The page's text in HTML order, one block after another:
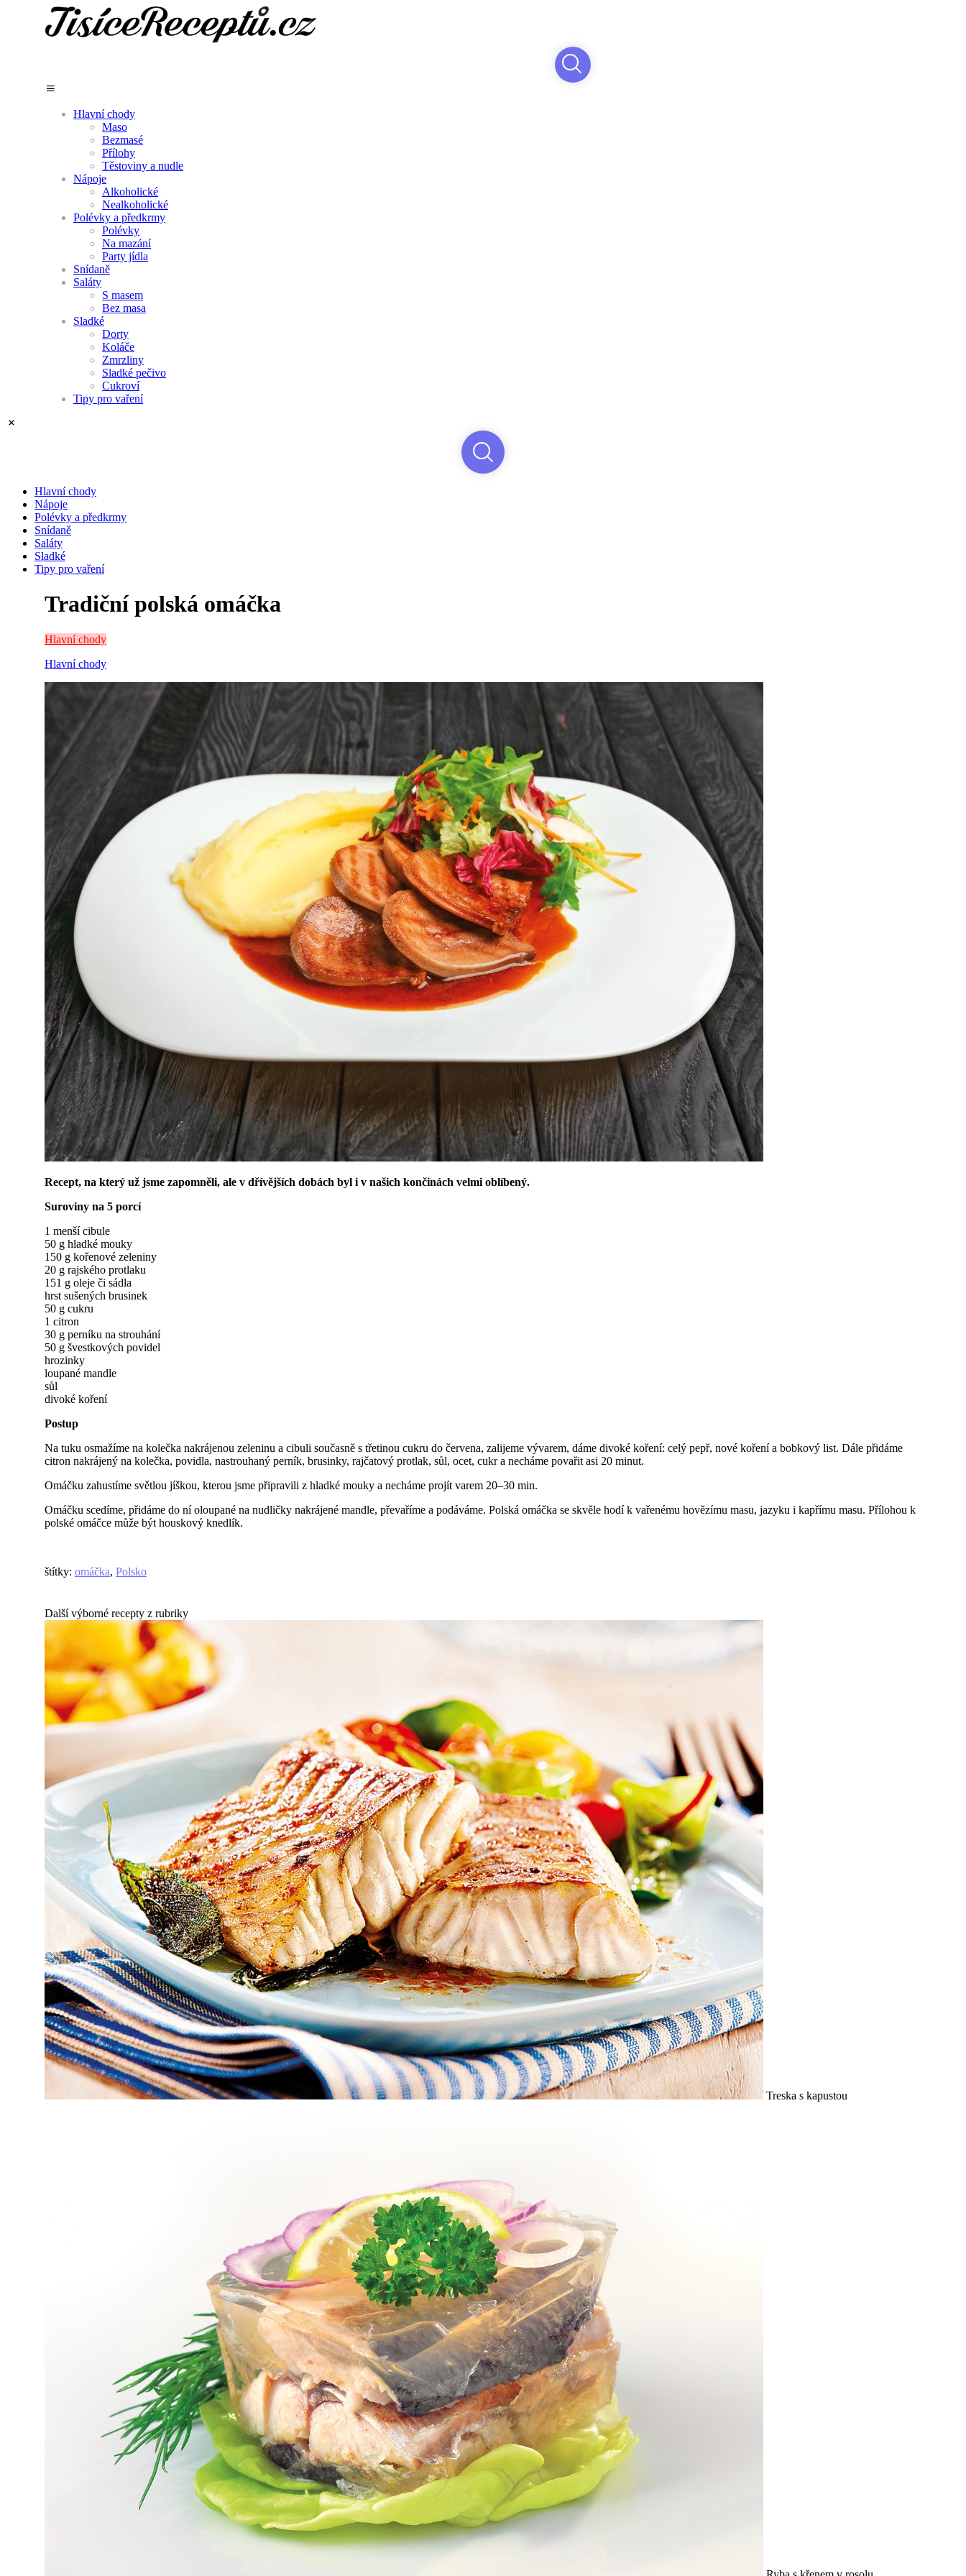
Hlavní chody
Maso
Bezmasé
Přílohy
Těstoviny a nudle
Nápoje
Alkoholické
Nealkoholické
Polévky a předkrmy
Polévky
Na mazání
Party jídla
Snídaně
Saláty
S masem
Bez masa
Sladké
Dorty
Koláče
Zmrzliny
Sladké pečivo
Cukroví
Tipy pro vaření
Hlavní chody
Nápoje
Polévky a předkrmy
Snídaně
Saláty
Sladké
Tipy pro vaření
Tradiční polská omáčka
Hlavní chody
Hlavní chody
Recept, na který už jsme zapomněli, ale v dřívějších dobách byl i v našich končinách velmi oblíbený.
Suroviny na 5 porcí
1 menší cibule
50 g hladké mouky
150 g kořenové zeleniny
20 g rajského protlaku
151 g oleje či sádla
hrst sušených brusinek
50 g cukru
1 citron
30 g perníku na strouhání
50 g švestkových povidel
hrozinky
loupané mandle
sůl
divoké koření
Postup
Na tuku osmažíme na kolečka nakrájenou zeleninu a cibuli současně s třetinou cukru do červena, zalijeme vývarem, dáme divoké koření: celý pepř, nové koření a bobkový list. Dále přidáme
citron nakrájený na kolečka, povidla, nastrouhaný perník, brusinky, rajčatový protlak, sůl, ocet, cukr a necháme povařit asi 20 minut.
Omáčku zahustíme světlou jíškou, kterou jsme připravili z hladké mouky a necháme projít varem 20–30 min.
Omáčku scedíme, přidáme do ní oloupané na nudličky nakrájené mandle, převaříme a podáváme. Polská omáčka se skvěle hodí k vařenému hovězímu masu, jazyku i kapřímu masu. Přílohou k
polské omáčce může být houskový knedlík.
štítky: omáčka, Polsko
Další výborné recepty z rubriky
Treska s kapustou